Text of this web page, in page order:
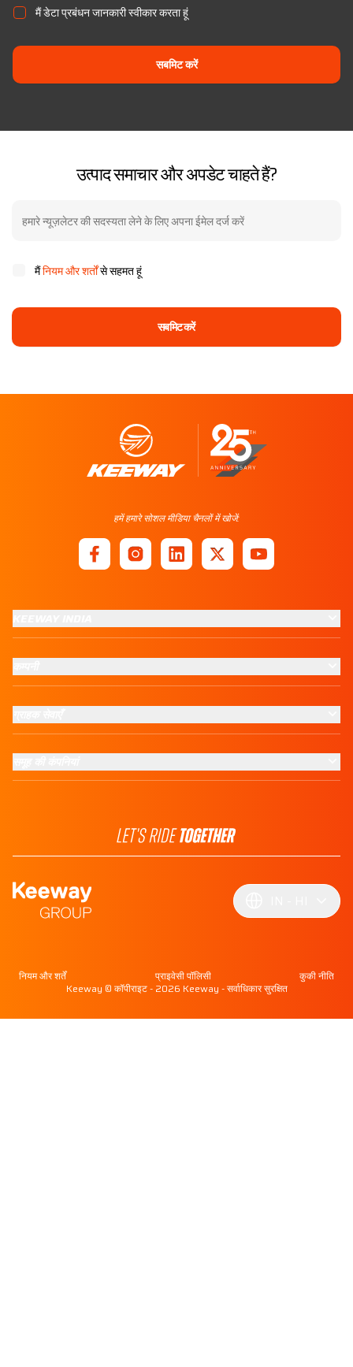
मैंडेटा प्रबंधन जानकारीस्वीकार करता हूं
सबमिट करें
उत्पाद समाचार और अपडेट चाहते हैं?
मैंनियम और शर्तोंसे सहमत हूं
सबमिट करें
हमें हमारे सोशल मीडिया चैनलों में खोजें:
Keeway © कॉपीराइट - 2026 Keeway - सर्वाधिकार सुरक्षित
नियम और शर्तें प्राइवेसी पॉलिसी कुकी नीति